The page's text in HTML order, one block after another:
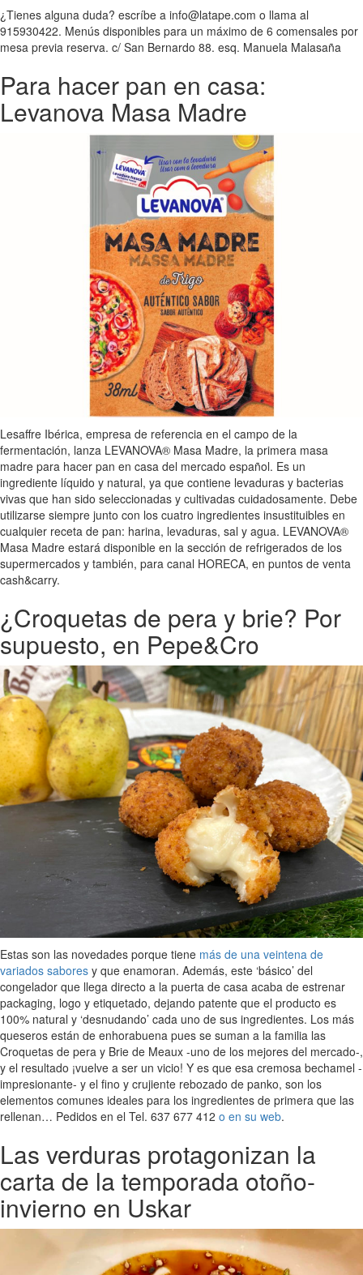
¿Tienes alguna duda? escríbe a info@latape.com o llama al
915930422. Menús disponibles para un máximo de 6 comensales por
mesa previa reserva. c/ San Bernardo 88. esq. Manuela Malasaña
Para hacer pan en casa:
Levanova Masa Madre
Lesaffre Ibérica, empresa de referencia en el campo de la
fermentación, lanza LEVANOVA® Masa Madre, la primera masa
madre para hacer pan en casa del mercado español. Es un
ingrediente líquido y natural, ya que contiene levaduras y bacterias
vivas que han sido seleccionadas y cultivadas cuidadosamente. Debe
utilizarse siempre junto con los cuatro ingredientes insustituibles en
cualquier receta de pan: harina, levaduras, sal y agua. LEVANOVA®
Masa Madre estará disponible en la sección de refrigerados de los
supermercados y también, para canal HORECA, en puntos de venta
cash&carry.
¿Croquetas de pera y brie? Por
supuesto, en Pepe&Cro
Estas son las novedades porque tiene más de una veintena de
variados sabores y que enamoran. Además, este ‘básico’ del
congelador que llega directo a la puerta de casa acaba de estrenar
packaging, logo y etiquetado, dejando patente que el producto es
100% natural y ‘desnudando’ cada uno de sus ingredientes. Los más
queseros están de enhorabuena pues se suman a la familia las
Croquetas de pera y Brie de Meaux -uno de los mejores del mercado-,
y el resultado ¡vuelve a ser un vicio! Y es que esa cremosa bechamel -
impresionante- y el fino y crujiente rebozado de panko, son los
elementos comunes ideales para los ingredientes de primera que las
rellenan… Pedidos en el Tel. 637 677 412 o en su web.
Las verduras protagonizan la
carta de la temporada otoño-
invierno en Uskar